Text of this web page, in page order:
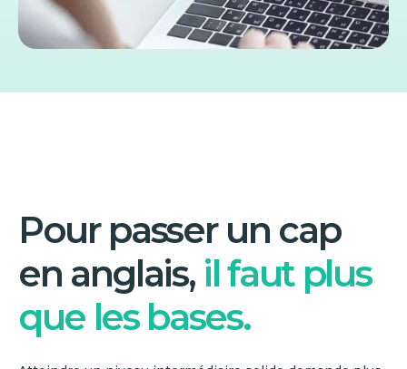
Pour passer un cap
en anglais,il faut plus
que les bases.